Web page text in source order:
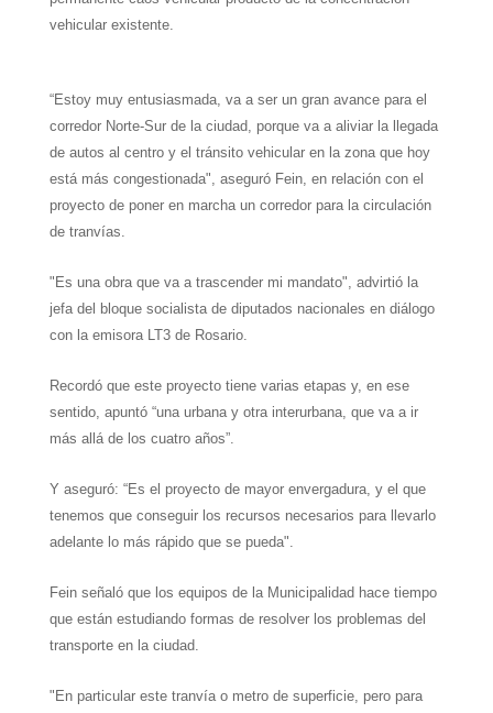
vehicular existente.
“Estoy muy entusiasmada, va a ser un gran avance para el
corredor Norte-Sur de la ciudad, porque va a aliviar la llegada
de autos al centro y el tránsito vehicular en la zona que hoy
está más congestionada", aseguró Fein, en relación con el
proyecto de poner en marcha un corredor para la circulación
de tranvías.
"Es una obra que va a trascender mi mandato", advirtió la
jefa del bloque socialista de diputados nacionales en diálogo
con la emisora LT3 de Rosario.
Recordó que este proyecto tiene varias etapas y, en ese
sentido, apuntó “una urbana y otra interurbana, que va a ir
más allá de los cuatro años”.
Y aseguró: “Es el proyecto de mayor envergadura, y el que
tenemos que conseguir los recursos necesarios para llevarlo
adelante lo más rápido que se pueda".
Fein señaló que los equipos de la Municipalidad hace tiempo
que están estudiando formas de resolver los problemas del
transporte en la ciudad.
"En particular este tranvía o metro de superficie, pero para